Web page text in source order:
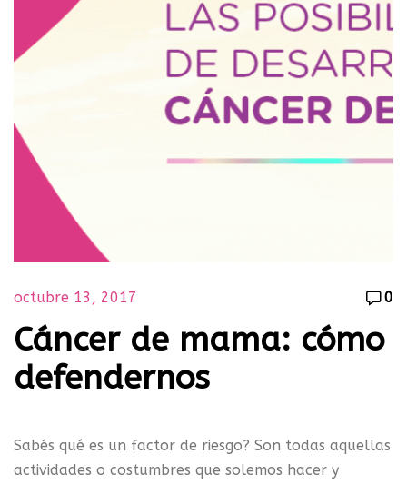
octubre 13, 2017 0
Cáncer de mama: cómo
defendernos
Sabés qué es un factor de riesgo? Son todas aquellas
actividades o costumbres que solemos hacer y